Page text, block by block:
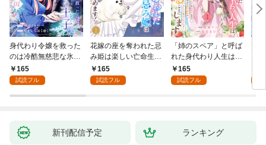
身代わり令嬢を救った
のは冷酷無慈悲な氷の
王子の愛でした１
165
試読フル
花嫁の座を奪われた忌
み姫は楽しい亡命生活
はじめます！１
165
試読フル
「姉のスペア」と呼ば
れた身代わり人生は、
今日でやめることにし
ます～辺境で自由を満
165
試読フル
新刊配信予定 ランキング